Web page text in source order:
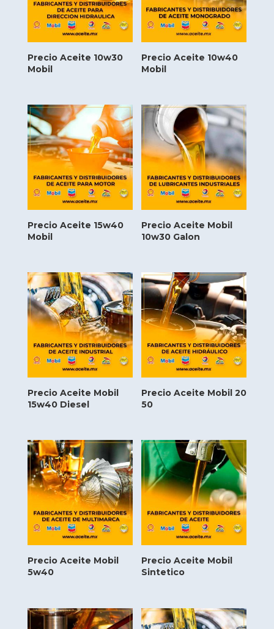
Precio Aceite 10w30
Mobil
Precio Aceite 10w40
Mobil
Precio Aceite 15w40
Mobil
Precio Aceite Mobil
10w30 Galon
Precio Aceite Mobil
15w40 Diesel
Precio Aceite Mobil 20
50
Precio Aceite Mobil
5w40
Precio Aceite Mobil
Sintetico